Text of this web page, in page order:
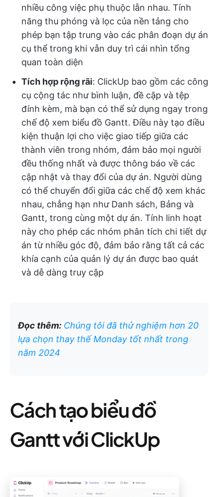
nhiều công việc phụ thuộc lẫn nhau. Tính
năng thu phóng và lọc của nền tảng cho
phép bạn tập trung vào các phân đoạn dự án
cụ thể trong khi vẫn duy trì cái nhìn tổng
quan toàn diện
Tích hợp rộng rãi: ClickUp bao gồm các công
cụ cộng tác như bình luận, đề cập và tệp
đính kèm, mà bạn có thể sử dụng ngay trong
chế độ xem biểu đồ Gantt. Điều này tạo điều
kiện thuận lợi cho việc giao tiếp giữa các
thành viên trong nhóm, đảm bảo mọi người
đều thống nhất và được thông báo về các
cập nhật và thay đổi của dự án. Người dùng
có thể chuyển đổi giữa các chế độ xem khác
nhau, chẳng hạn như Danh sách, Bảng và
Gantt, trong cùng một dự án. Tính linh hoạt
này cho phép các nhóm phân tích chi tiết dự
án từ nhiều góc độ, đảm bảo rằng tất cả các
khía cạnh của quản lý dự án được bao quát
và dễ dàng truy cập
Đọc thêm: Chúng tôi đã thử nghiệm hơn 20
lựa chọn thay thế Monday tốt nhất trong
năm 2024
Cách tạo biểu đồ
Gantt với ClickUp